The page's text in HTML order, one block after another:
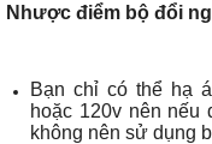
Nhược điểm bộ đổi
Bạn chỉ có thể hạ
hoặc 120v nên nếu
không nên sử dụng